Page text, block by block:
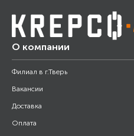
О компании
Филиал в г.Тверь
Вакансии
Доставка
Оплата